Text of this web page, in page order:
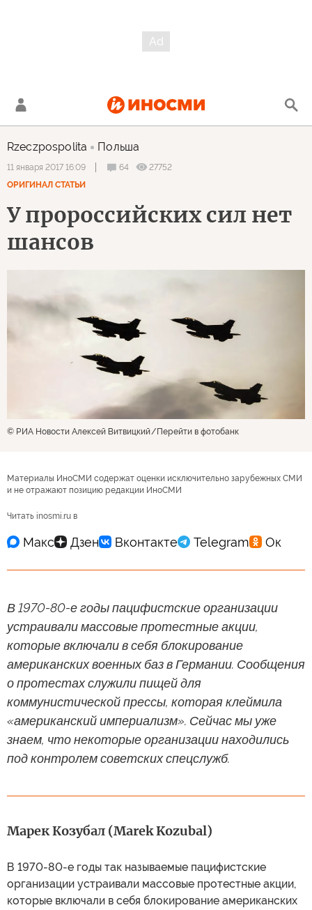
Rzeczpospolita Польша
11 января 2017 16:09 64
27752
ОРИГИНАЛ СТАТЬИ
У пророссийских сил нет
шансов
© РИА Новости Алексей Витвицкий Перейти в фотобанк
Материалы ИноСМИ содержат оценки исключительно зарубежных СМИ
и не отражают позицию редакции ИноСМИ
Читать inosmi.ru в
В 1970-80-е годы пацифистские организации
устраивали массовые протестные акции,
которые включали в себя блокирование
американских военных баз в Германии. Сообщения
о протестах служили пищей для
коммунистической прессы, которая клеймила
«американский империализм». Сейчас мы уже
знаем, что некоторые организации находились
под контролем советских спецслужб.
Марек Козубал (Marek Kozubal)
В 1970-80-е годы так называемые пацифистские
организации устраивали массовые протестные акции,
которые включали в себя блокирование американских